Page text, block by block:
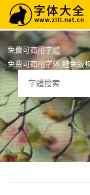
免費可商用字體
免费可商用字体,避免版